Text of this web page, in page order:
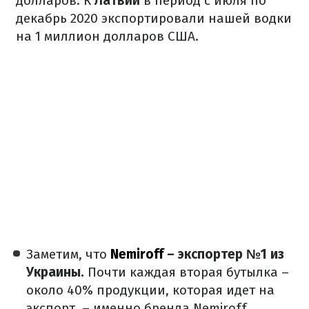
декабрь 2020 экспортировали нашей водки
на 1 миллион долларов США.
Заметим, что Nemiroff– экспортер №1 из
Украины. Почти каждая вторая бутылка –
около 40% продукции, которая идет на